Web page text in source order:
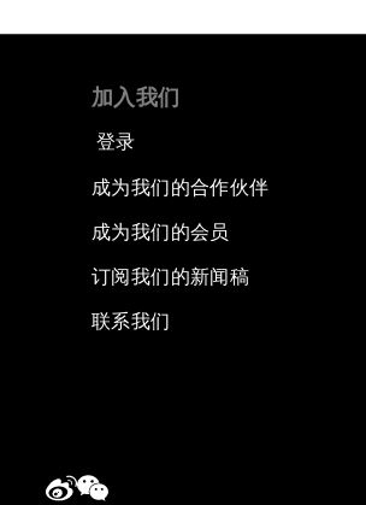
加入我们
登录
成为我们的合作伙伴
成为我们的会员
订阅我们的新闻稿
联系我们